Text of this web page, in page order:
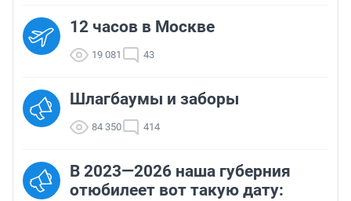
12 часов в Москве
19 081 43
Шлагбаумы и заборы
84 350 414
В 2023—2026 наша губерния
отюбилеет вот такую дату: